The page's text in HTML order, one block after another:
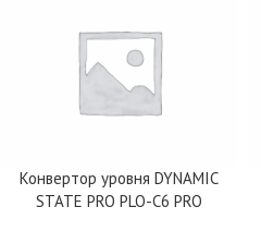
Конвертор уровня DYNAMIC
STATE PRO PLO-C6 PRO